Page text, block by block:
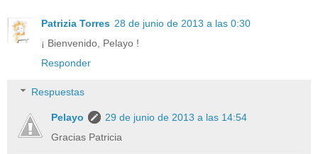
Patrizia Torres 28 de junio de 2013 a las 0:30
¡ Bienvenido, Pelayo !
Responder
Respuestas
Pelayo
29 de junio de 2013 a las 14:54
Gracias Patricia